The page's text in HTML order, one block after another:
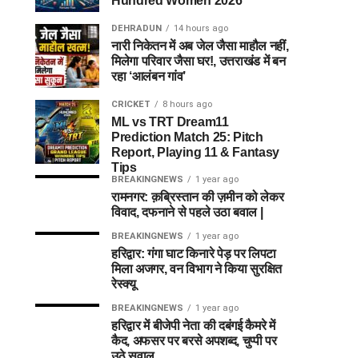
DEHRADUN 14 hours ago
नारी निकेतन में अब जेल जैसा माहौल नहीं,
मिलेगा परिवार जैसा घर!, उत्तराखंड में बन
रहा ‘आलंबन गांव’
CRICKET 8 hours ago
ML vs TRT Dream11
Prediction Match 25: Pitch
Report, Playing 11 & Fantasy
Tips
BREAKINGNEWS 1 year ago
रामनगर: क़ब्रिस्तान की ज़मीन को लेकर
विवाद, दफनाने से पहले उठा बवाल |
BREAKINGNEWS 1 year ago
हरिद्वार: गंगा घाट किनारे पेड़ पर लिपटा
मिला अजगर, वन विभाग ने किया सुरक्षित
रेस्क्यू
BREAKINGNEWS 1 year ago
हरिद्वार में बीजेपी नेता की दबंगई कैमरे में
कैद, अफसर पर बरसे अपशब्द, चुप्पी पर